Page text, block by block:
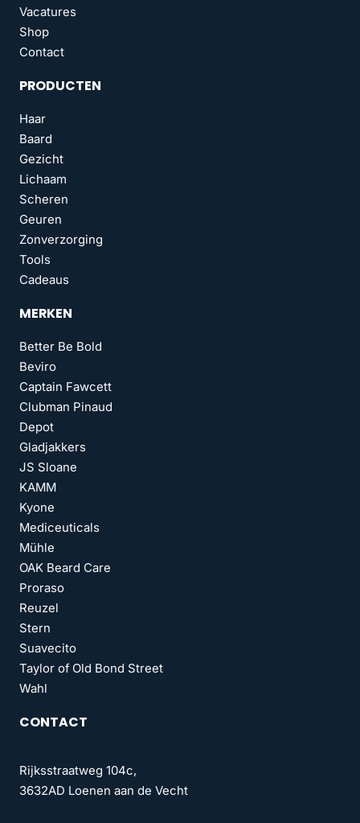
Vacatures
Shop
Contact
PRODUCTEN
Haar
Baard
Gezicht
Lichaam
Scheren
Geuren
Zonverzorging
Tools
Cadeaus
MERKEN
Better Be Bold
Beviro
Captain Fawcett
Clubman Pinaud
Depot
Gladjakkers
JS Sloane
KAMM
Kyone
Mediceuticals
Mühle
OAK Beard Care
Proraso
Reuzel
Stern
Suavecito
Taylor of Old Bond Street
Wahl
CONTACT
Rijksstraatweg 104c,
3632AD Loenen aan de Vecht